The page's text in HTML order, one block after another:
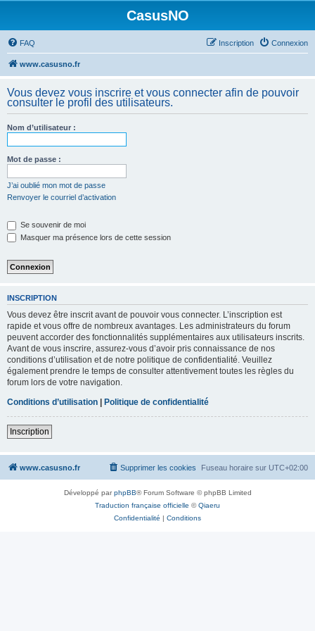
CasusNO
FAQ Connexion
Inscription
www.casusno.fr
Vous devez vous inscrire et vous connecter afin de pouvoir
consulter le profil des utilisateurs.
Nom d’utilisateur :
Mot de passe :
J’ai oublié mon mot de passe
Renvoyer le courriel d’activation
Se souvenir de moi
Masquer ma présence lors de cette session
INSCRIPTION
Vous devez être inscrit avant de pouvoir vous connecter. L’inscription est
rapide et vous offre de nombreux avantages. Les administrateurs du forum
peuvent accorder des fonctionnalités supplémentaires aux utilisateurs inscrits.
Avant de vous inscrire, assurez-vous d’avoir pris connaissance de nos
conditions d’utilisation et de notre politique de confidentialité. Veuillez
également prendre le temps de consulter attentivement toutes les règles du
forum lors de votre navigation.
Conditions d’utilisation | Politique de confidentialité
Inscription
www.casusno.fr Fuseau horaire sur UTC+02:00
Supprimer les cookies
Développé parphpBB® Forum Software © phpBB Limited
Traduction française officielle ©Qiaeru
Confidentialité | Conditions